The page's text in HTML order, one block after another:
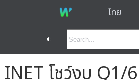
ไทย
◐
INET โชว์งบ Q1/